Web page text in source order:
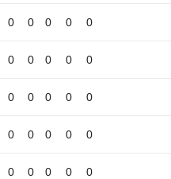
0 0 0 0 0
0 0 0 0 0
0 0 0 0 0
0 0 0 0 0
0 0 0 0 0